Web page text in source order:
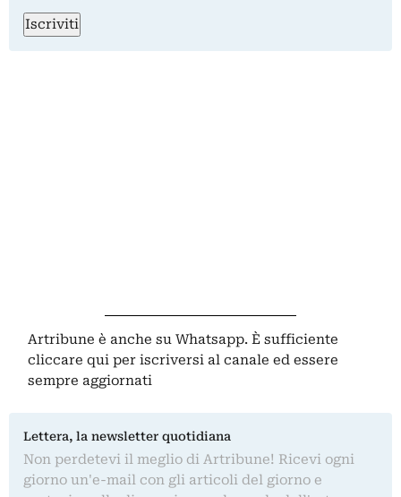
Iscriviti
Artribune è anche su Whatsapp. È sufficiente
cliccare qui per iscriversi al canale ed essere
sempre aggiornati
Lettera, la newsletter quotidiana
Non perdetevi il meglio di Artribune! Ricevi ogni
giorno un'e-mail con gli articoli del giorno e